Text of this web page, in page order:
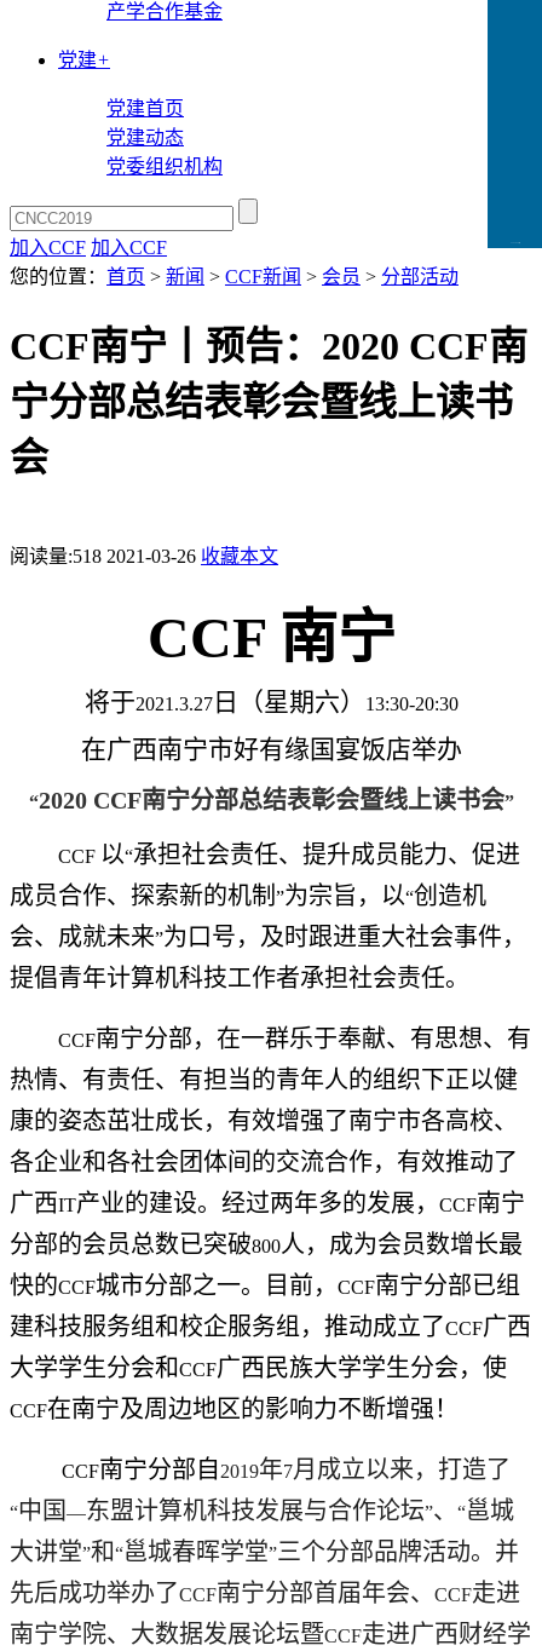
产学合作基金
党建+
党建首页
党建动态
党委组织机构
加入CCF 加入CCF
您的位置： 首页 > 新闻 > CCF新闻 > 会员 > 分部活动
CCF南宁丨预告：2020 CCF南
宁分部总结表彰会暨线上读书
会
阅读量:518 2021-03-26 收藏本文
CCF 南宁
将于2021.3.27日（星期六） 13:30-20:30
在广西南宁市好有缘国宴饭店举办
“2020 CCF南宁分部总结表彰会暨线上读书会”
CCF 以“承担社会责任、提升成员能力、促进
成员合作、探索新的机制 ”为宗旨，以“创造机
会、成就未来”为口号，及时跟进重大社会事件，
提倡青年计算机科技工作者承担社会责任。
CCF南宁分部，在一群乐于奉献、有思想、有
热情、有责任、有担当的青年人的组织下正以健
康的姿态茁壮成长，有效增强了南宁市各高校、
各企业和各社会团体间的交流合作，有效推动了
广西IT产业的建设。经过两年多的发展， CCF南宁
分部的会员总数已突破800人，成为会员数增长最
快的CCF城市分部之一。目前， CCF南宁分部已组
建科技服务组和校企服务组，推动成立了CCF广西
大学学生分会和CCF广西民族大学学生分会，使
CCF在南宁及周边地区的影响力不断增强！
CCF南宁分部自 2019年7月成立以来，打造了
“中国 —东盟计算机科技发展与合作论坛”、 “邕城
大讲堂”和“邕城春晖学堂”三个分部品牌活动。并
先后成功举办了CCF南宁分部首届年会、 CCF走进
南宁学院、大数据发展论坛暨CCF走进广西财经学